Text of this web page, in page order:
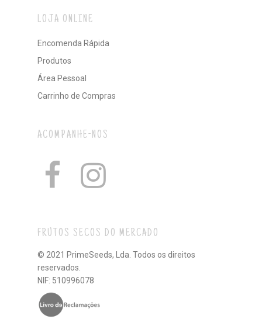
LOJA ONLINE
Encomenda Rápida
Produtos
Área Pessoal
Carrinho de Compras
ACOMPANHE-NOS
FRUTOS SECOS DO MERCADO
© 2021 PrimeSeeds, Lda. Todos os direitos
reservados.
NIF: 510996078